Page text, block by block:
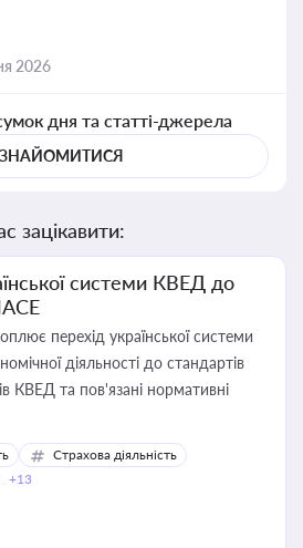
2026
дня та статті-джерела
зацікавити:
системи КВЕД до
перехід української системи
діяльності до стандартів
КВЕД та пов'язані нормативні
Страхова діяльність
+13